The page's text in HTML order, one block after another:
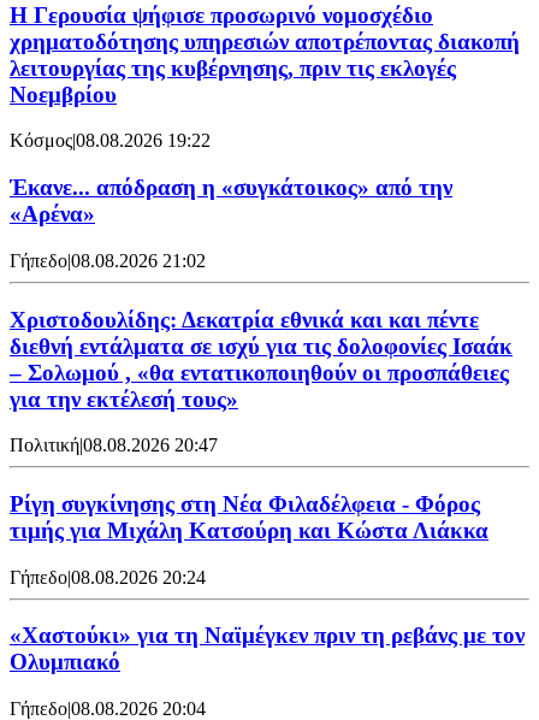
Η Γερουσία ψήφισε προσωρινό νομοσχέδιο
χρηματοδότησης υπηρεσιών αποτρέποντας διακοπή
λειτουργίας της κυβέρνησης, πριν τις εκλογές
Νοεμβρίου
Κόσμος|08.08.2026 19:22
Έκανε... απόδραση η «συγκάτοικος» από την
«Αρένα»
Γήπεδο|08.08.2026 21:02
Χριστοδουλίδης: Δεκατρία εθνικά και και πέντε
διεθνή εντάλματα σε ισχύ για τις δολοφονίες Ισαάκ
– Σολωμού , «θα εντατικοποιηθούν οι προσπάθειες
για την εκτέλεσή τους»
Πολιτική|08.08.2026 20:47
Ρίγη συγκίνησης στη Νέα Φιλαδέλφεια - Φόρος
τιμής για Μιχάλη Κατσούρη και Κώστα Λιάκκα
Γήπεδο|08.08.2026 20:24
«Χαστούκι» για τη Ναϊμέγκεν πριν τη ρεβάνς με τον
Ολυμπιακό
Γήπεδο|08.08.2026 20:04